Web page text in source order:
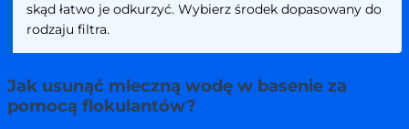
skąd łatwo je odkurzyć. Wybierz środek dopasowany do
rodzaju filtra.
Jak usunąć mleczną wodę w basenie za
pomocą flokulantów?